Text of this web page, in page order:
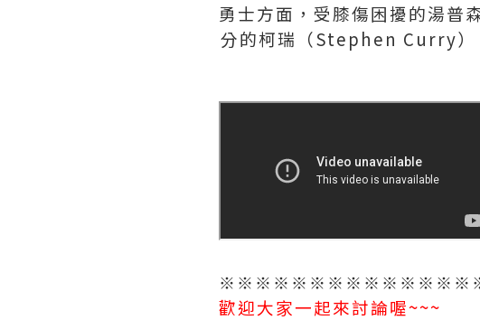
勇士方面，受膝傷困擾的湯
分的柯瑞（Stephen Curry）
歡迎大家一起來討論喔~~~